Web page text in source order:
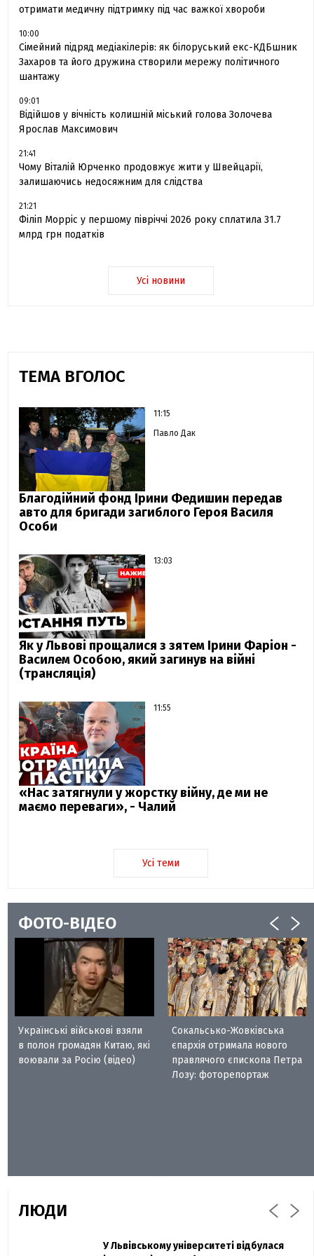
отримати медичну підтримку під час важкої хвороби
10:00
Сімейний підряд медіакілерів: як білоруський екс-КДБшник
Захаров та його дружина створили мережу політичного
шантажу
09:01
Відійшов у вічність колишній міський голова Золочева
Ярослав Максимович
21:41
Чому Віталій Юрченко продовжує жити у Швейцарії,
залишаючись недосяжним для слідства
21:21
Філіп Морріс у першому півріччі 2026 року сплатила 31.7
млрд грн податків
Усі новини
ТЕМА ВГОЛОС
11:15
Павло Дак
Благодійний фонд Ірини Федишин передав
авто для бригади загиблого Героя Василя
Особи
13:03
Як у Львові прощалися з зятем Ірини Фаріон -
Василем Особою, який загинув на війні
(трансляція)
11:55
«Нас затягнули у жорстку війну, де ми не
маємо переваги», - Чалий
Усі теми
ФОТО-ВІДЕО
Українські військові взяли
в полон громадян Китаю, які
воювали за Росію (відео)
Сокальсько-Жовківська
єпархія отримала нового
правлячого єпископа Петра
Лозу: фоторепортаж
ЛЮДИ
Павло Дак
Захисник "Азовсталі" Діанов вдруге
У Львівському університеті відбулася